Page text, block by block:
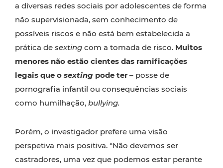
a diversas redes sociais por adolescentes de forma
não supervisionada, sem conhecimento de
possíveis riscos e não está bem estabelecida a
prática de sexting com a tomada de risco. Muitos
menores não estão cientes das ramificações
legais que o sexting pode ter – posse de
pornografia infantil ou consequências sociais
como humilhação, bullying.
Porém, o investigador prefere uma visão
perspetiva mais positiva. “Não devemos ser
castradores, uma vez que podemos estar perante